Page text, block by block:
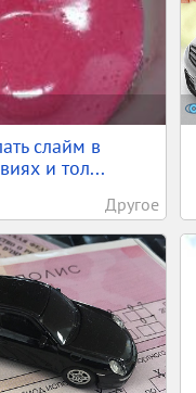
слайм в
и тол...
Другое